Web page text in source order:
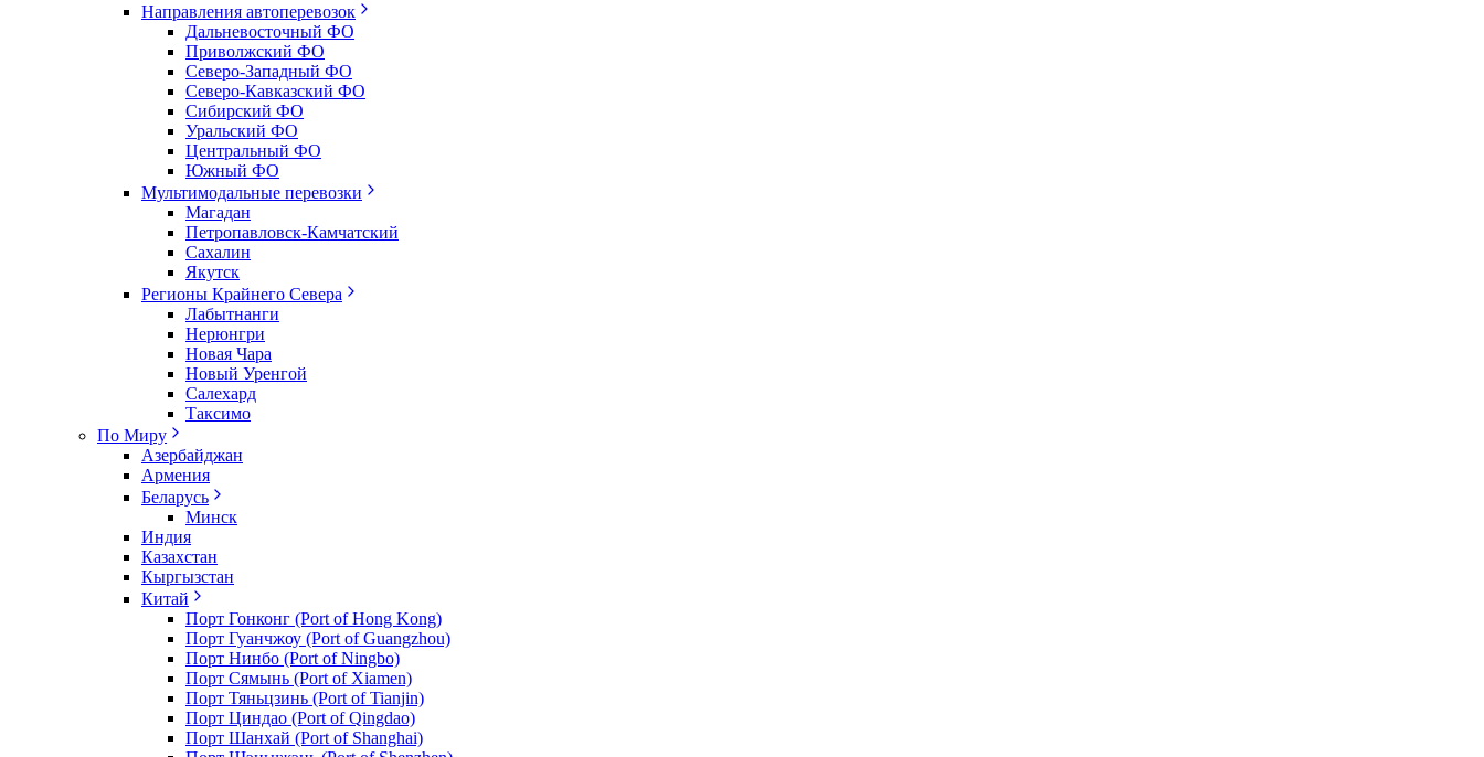
Направления автоперевозок
Дальневосточный ФО
Приволжский ФО
Северо-Западный ФО
Северо-Кавказский ФО
Сибирский ФО
Уральский ФО
Центральный ФО
Южный ФО
Мультимодальные перевозки
Магадан
Петропавловск-Камчатский
Сахалин
Якутск
Регионы Крайнего Севера
Лабытнанги
Нерюнгри
Новая Чара
Новый Уренгой
Салехард
Таксимо
По Миру
Азербайджан
Армения
Беларусь
Минск
Индия
Казахстан
Кыргызстан
Китай
Порт Гонконг (Port of Hong Kong)
Порт Гуанчжоу (Port of Guangzhou)
Порт Нинбо (Port of Ningbo)
Порт Сямынь (Port of Xiamen)
Порт Тяньцзинь (Port of Tianjin)
Порт Циндао (Port of Qingdao)
Порт Шанхай (Port of Shanghai)